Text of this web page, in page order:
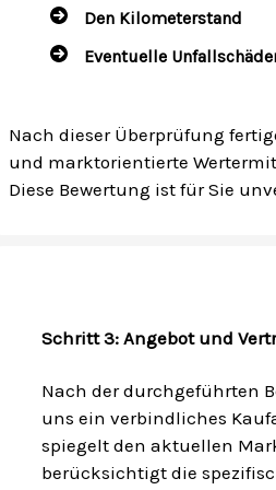
Den Kilometerstand
Eventuelle
Nach dieser Überprüfung
und marktorientierte
Diese Bewertung ist für Sie
Schritt 3: Angebot und
Nach der durchgeführten
uns ein verbindliches
spiegelt den aktuellen
berücksichtigt die